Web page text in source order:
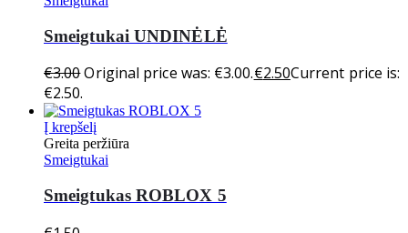
Smeigtukai UNDINĖLĖ
€3.00Original price was: €3.00.€2.50Current price is:
€2.50.
Į krepšelį
Greita peržiūra
Smeigtukai
Smeigtukas ROBLOX 5